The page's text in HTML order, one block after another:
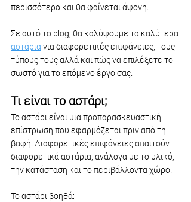
περισσότερο και θα φαίνεται άψογη.
Σε αυτό το blog, θα καλύψουμε τα καλύτερα
αστάρια για διαφορετικές επιφάνειες, τους
τύπους τους αλλά και πώς να επιλέξετε το
σωστό για το επόμενο έργο σας.
Τι είναι το αστάρι;
Το αστάρι είναι μια προπαρασκευαστική
επίστρωση που εφαρμόζεται πριν από τη
βαφή. Διαφορετικές επιφάνειες απαιτούν
διαφορετικά αστάρια, ανάλογα με το υλικό,
την κατάσταση και το περιβάλλοντα χώρο.
Το αστάρι βοηθά: